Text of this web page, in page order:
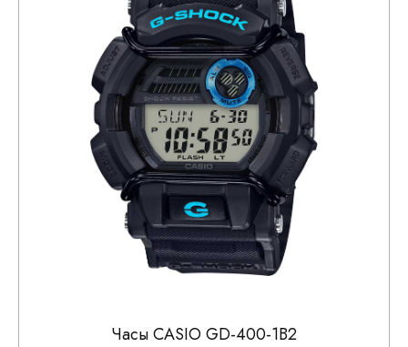
Часы CASIO GD-400-1B2